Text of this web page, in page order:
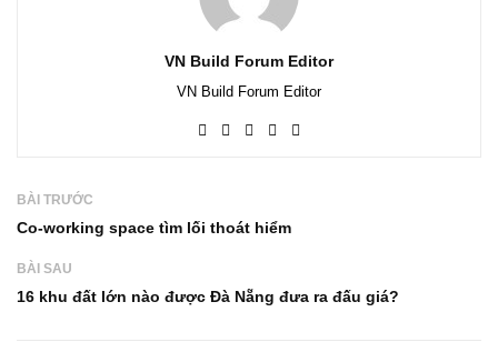
VN Build Forum Editor
VN Build Forum Editor
BÀI TRƯỚC
Co-working space tìm lối thoát hiểm
BÀI SAU
16 khu đất lớn nào được Đà Nẵng đưa ra đấu giá?